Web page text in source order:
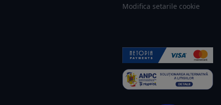
Modifica setarile cookie